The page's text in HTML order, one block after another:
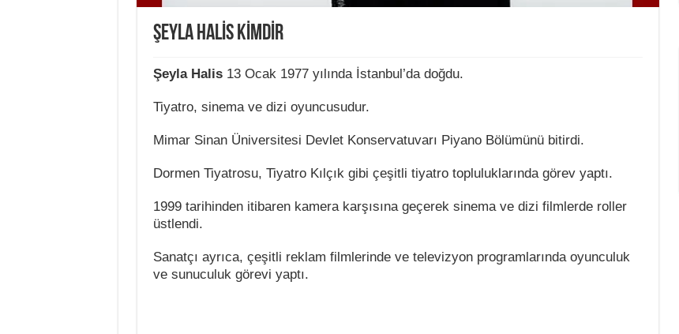
ŞEYLA HALİS KİMDİR
Şeyla Halis13 Ocak 1977 yılında İstanbul’da doğdu.
Tiyatro, sinema ve dizi oyuncusudur.
Mimar Sinan Üniversitesi Devlet Konservatuvarı Piyano Bölümünü bitirdi.
Dormen Tiyatrosu, Tiyatro Kılçık gibi çeşitli tiyatro topluluklarında görev yaptı.
1999 tarihinden itibaren kamera karşısına geçerek sinema ve dizi filmlerde roller
üstlendi.
Sanatçı ayrıca, çeşitli reklam filmlerinde ve televizyon programlarında oyunculuk
ve sunuculuk görevi yaptı.